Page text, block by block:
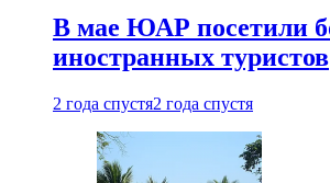
В мае ЮАР посетили
иностранных туристов
2 года спустя2 года спустя